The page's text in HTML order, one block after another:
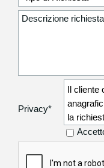
Privacy*
Il cliente
la
dati
recapito